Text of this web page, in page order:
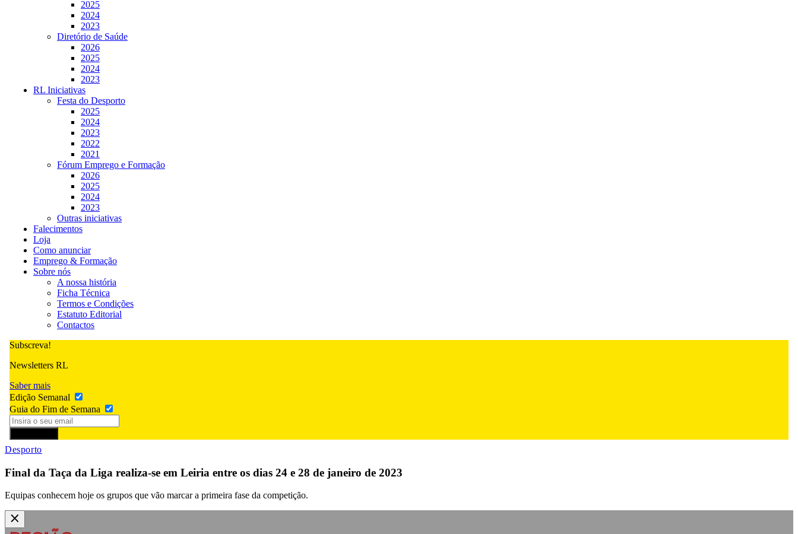
2025
2024
2023
Diretório de Saúde
2026
2025
2024
2023
RL Iniciativas
Festa do Desporto
2025
2024
2023
2022
2021
Fórum Emprego e Formação
2026
2025
2024
2023
Outras iniciativas
Falecimentos
Loja
Como anunciar
Emprego & Formação
Sobre nós
A nossa história
Ficha Técnica
Termos e Condições
Estatuto Editorial
Contactos
Subscreva!
Newsletters RL
Saber mais
Edição Semanal
Guia do Fim de Semana
Desporto
Final da Taça da Liga realiza-se em Leiria entre os dias 24 e 28 de janeiro de 2023
Equipas conhecem hoje os grupos que vão marcar a primeira fase da competição.